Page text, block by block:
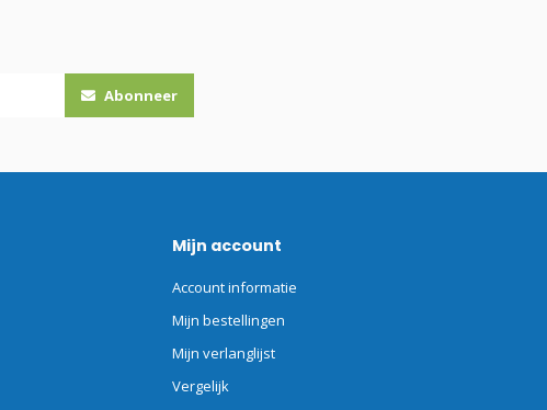
Abonneer
Mijn account
Account informatie
Mijn bestellingen
Mijn verlanglijst
Vergelijk